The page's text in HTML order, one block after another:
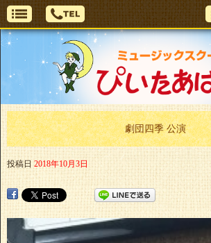
劇団四季 公演
投稿日 2018年10月3日